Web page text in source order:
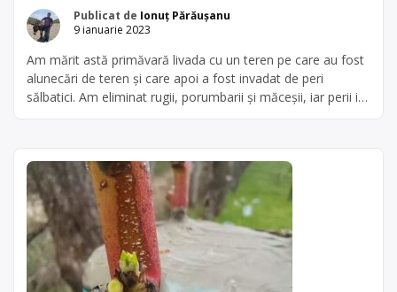
Publicat de Ionuț Părăușanu
9 ianuarie 2023
Am mărit astă primăvară livada cu un teren pe care au fost
alunecări de teren și care apoi a fost invadat de peri
sălbatici. Am eliminat rugii, porumbarii și măceșii, iar perii i-